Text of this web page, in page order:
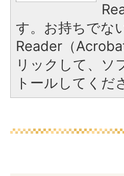
す。お持ちでな
Reader（
リックして、ソ
トールしてくだ